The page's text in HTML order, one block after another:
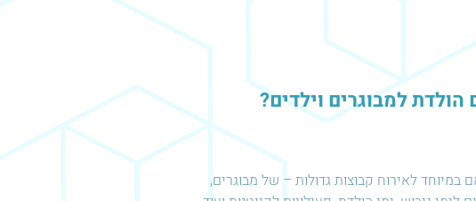
הולדת למבוגרים וילדים?
לאירוח קבוצות גדולות – של מבוגרים,